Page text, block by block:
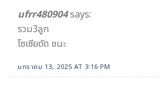
ufrr480904says:
รวม3ลูก
โซเซียดัด ชนะ
มกราคม 13, 2025 AT 3:16 PM